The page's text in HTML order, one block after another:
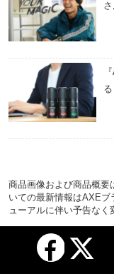
商品画像および商品概要
いての最新情報はAXEブ
ューアルに伴い予告なく